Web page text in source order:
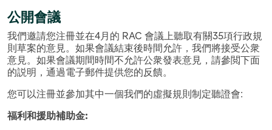
公開會議
我們邀請您注冊並在4月的 RAC 會議上聽取有關35項行政規
則草案的意見。如果會議結束後時間允許，我們將接受公衆
意見。如果會議期間時間不允許公衆發表意見，請參閲下面
的説明，通過電子郵件提供您的反饋。
您可以注冊並參加其中一個我們的虛擬規則制定聽證會:
福利和援助補助金: